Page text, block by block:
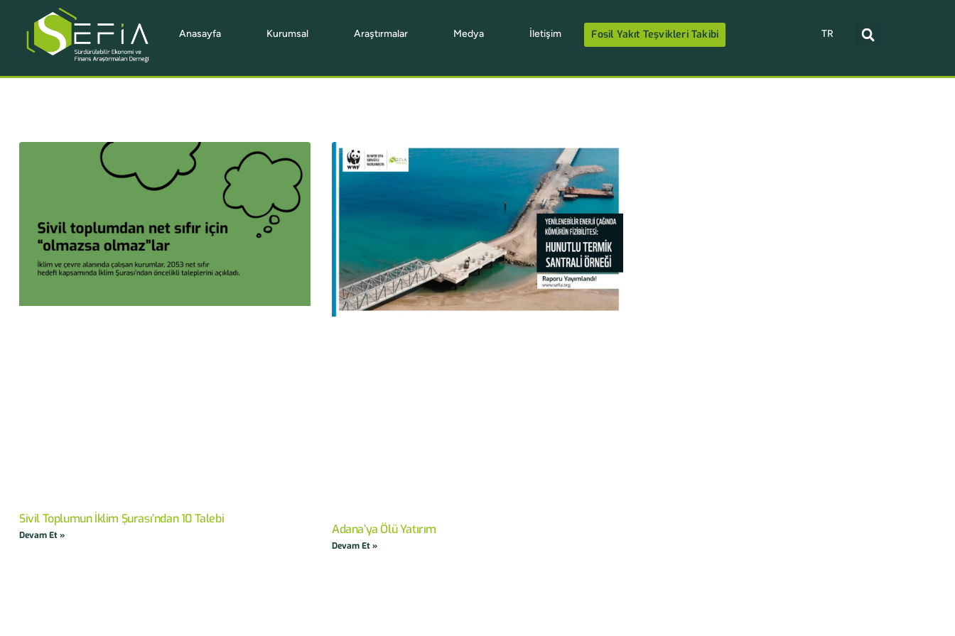
Anasayfa Kurumsal Araştırmalar Medya İletişim Fosil Yakıt Teşvikleri Takibi TR
Sivil Toplumun İklim Şurası’ndan 10 Talebi
Devam Et » Adana’ya Ölü Yatırım
Devam Et »